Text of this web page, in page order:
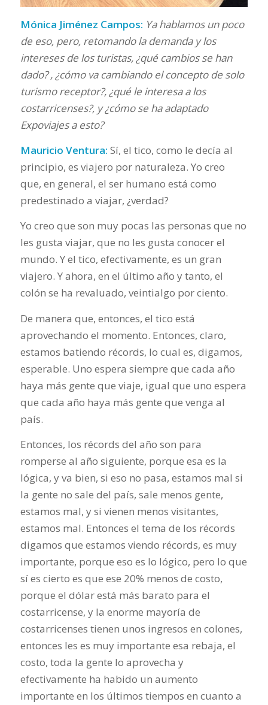
Mónica Jiménez Campos: Ya hablamos un poco
de eso, pero, retomando la demanda y los
intereses de los turistas, ¿qué cambios se han
dado? , ¿cómo va cambiando el concepto de solo
turismo receptor?, ¿qué le interesa a los
costarricenses?, y ¿cómo se ha adaptado
Expoviajes a esto?
Mauricio Ventura: Sí, el tico, como le decía al
principio, es viajero por naturaleza. Yo creo
que, en general, el ser humano está como
predestinado a viajar, ¿verdad?
Yo creo que son muy pocas las personas que no
les gusta viajar, que no les gusta conocer el
mundo. Y el tico, efectivamente, es un gran
viajero. Y ahora, en el último año y tanto, el
colón se ha revaluado, veintialgo por ciento.
De manera que, entonces, el tico está
aprovechando el momento. Entonces, claro,
estamos batiendo récords, lo cual es, digamos,
esperable. Uno espera siempre que cada año
haya más gente que viaje, igual que uno espera
que cada año haya más gente que venga al
país.
Entonces, los récords del año son para
romperse al año siguiente, porque esa es la
lógica, y va bien, si eso no pasa, estamos mal si
la gente no sale del país, sale menos gente,
estamos mal, y si vienen menos visitantes,
estamos mal. Entonces el tema de los récords
digamos que estamos viendo récords, es muy
importante, porque eso es lo lógico, pero lo que
sí es cierto es que ese 20% menos de costo,
porque el dólar está más barato para el
costarricense, y la enorme mayoría de
costarricenses tienen unos ingresos en colones,
entonces les es muy importante esa rebaja, el
costo, toda la gente lo aprovecha y
efectivamente ha habido un aumento
importante en los últimos tiempos en cuanto a